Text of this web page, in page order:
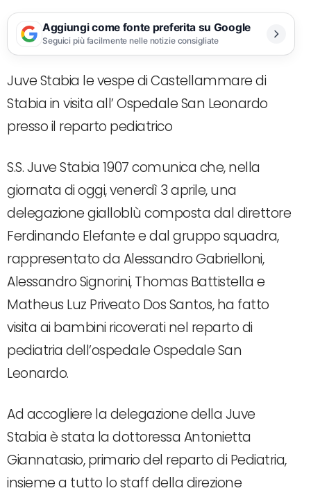
Aggiungi come fonte preferita su Google
Seguici più facilmente nelle notizie consigliate
Juve Stabia le vespe di Castellammare di
Stabia in visita all’ Ospedale San Leonardo
presso il reparto pediatrico
S.S. Juve Stabia 1907 comunica che, nella
giornata di oggi, venerdì 3 aprile, una
delegazione gialloblù composta dal direttore
Ferdinando Elefante e dal gruppo squadra,
rappresentato da Alessandro Gabrielloni,
Alessandro Signorini, Thomas Battistella e
Matheus Luz Priveato Dos Santos, ha fatto
visita ai bambini ricoverati nel reparto di
pediatria dell’ospedale Ospedale San
Leonardo.
Ad accogliere la delegazione della Juve
Stabia è stata la dottoressa Antonietta
Giannatasio, primario del reparto di Pediatria,
insieme a tutto lo staff della direzione